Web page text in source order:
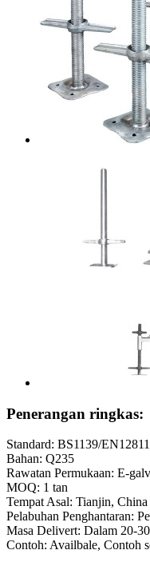
Penerangan ringkas:
Standard: BS1139/EN12811
Bahan: Q235
Rawatan Permukaan: E-
MOQ: 1 tan
Tempat Asal: Tianjin, China
Pelabuhan Penghantaran:
Masa Delivert: Dalam 20-
Contoh: Availbale, Contoh